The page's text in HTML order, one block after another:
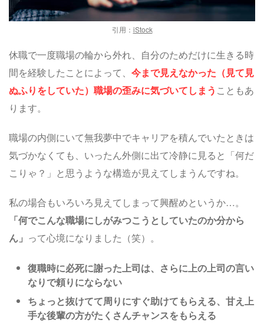
引用： iStock
休職で一度職場の輪から外れ、自分のためだけに生きる時
間を経験したことによって、 今まで見えなかった（見て見
ぬふりをしていた）職場の歪みに気づいてしまう こともあ
ります。
職場の内側にいて無我夢中でキャリアを積んでいたときは
気づかなくても、いったん外側に出て冷静に見ると「何だ
こりゃ？」と思うような構造が見えてしまうんですね。
私の場合もいろいろ見えてしまって興醒めというか…。
「何でこんな職場にしがみつこうとしていたのか分から
ん」 って心境になりました（笑）。
復職時に必死に謝った上司は、さらに上の上司の言い
なりで頼りにならない
ちょっと抜けてて周りにすぐ助けてもらえる、甘え上
手な後輩の方がたくさんチャンスをもらえる